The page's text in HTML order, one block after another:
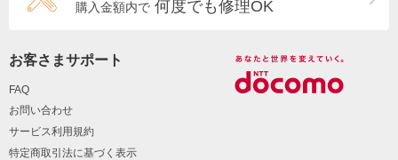
購入金額内で 何度でも修理OK
お客さまサポート
FAQ
お問い合わせ
サービス利用規約
特定商取引法に基づく表示